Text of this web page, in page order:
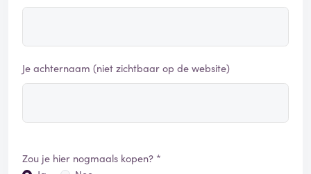
Je achternaam (niet zichtbaar op de website)
Zou je hier nogmaals kopen? *